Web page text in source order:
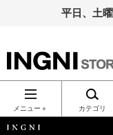
平日、土
INGNI（イ
グ）公式通
メニュー＋ カテゴリ